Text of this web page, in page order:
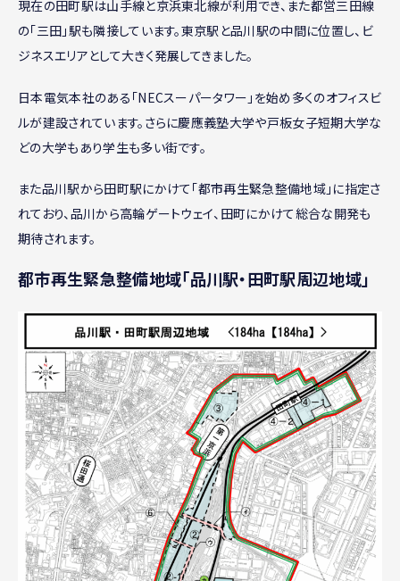
現在の田町駅は山手線と京浜東北線が利用でき、また都営三田線
の「三田」駅も隣接しています。東京駅と品川駅の中間に位置し、ビ
ジネスエリアとして大きく発展してきました。
日本電気本社のある「NECスーパータワー」を始め多くのオフィスビ
ルが建設されています。さらに慶應義塾大学や戸板女子短期大学な
どの大学もあり学生も多い街です。
また品川駅から田町駅にかけて「都市再生緊急整備地域」に指定さ
れており、品川から高輪ゲートウェイ、田町にかけて総合な開発も
期待されます。
都市再生緊急整備地域「品川駅・田町駅周辺地域」